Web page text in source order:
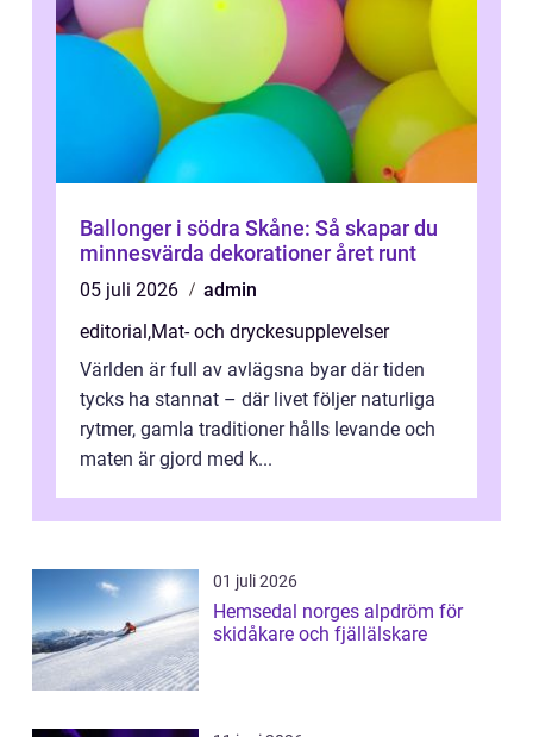
Ballonger i södra Skåne: Så skapar du
minnesvärda dekorationer året runt
05 juli 2026
admin
editorial,Mat- och dryckesupplevelser
Världen är full av avlägsna byar där tiden
tycks ha stannat – där livet följer naturliga
rytmer, gamla traditioner hålls levande och
maten är gjord med k...
01 juli 2026
Hemsedal norges alpdröm för
skidåkare och fjällälskare